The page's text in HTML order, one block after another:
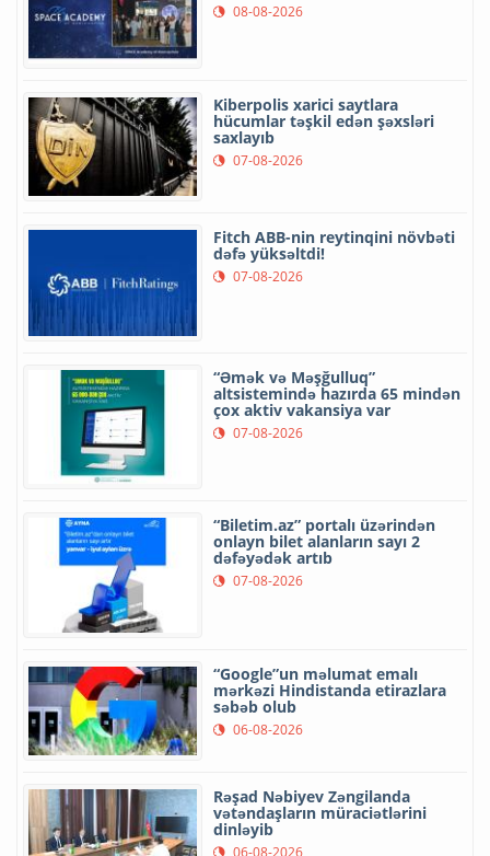
08-08-2026
Kiberpolis xarici saytlara
hücumlar təşkil edən şəxsləri
saxlayıb
07-08-2026
Fitch ABB-nin reytinqini növbəti
dəfə yüksəltdi!
07-08-2026
“Əmək və Məşğulluq”
altsistemində hazırda 65 mindən
çox aktiv vakansiya var
07-08-2026
“Biletim.az” portalı üzərindən
onlayn bilet alanların sayı 2
dəfəyədək artıb
07-08-2026
“Google”un məlumat emalı
mərkəzi Hindistanda etirazlara
səbəb olub
06-08-2026
Rəşad Nəbiyev Zəngilanda
vətəndaşların müraciətlərini
dinləyib